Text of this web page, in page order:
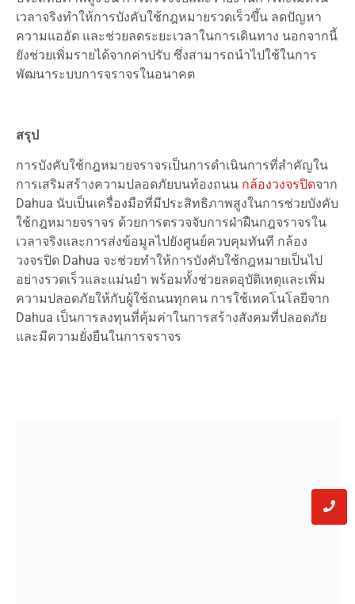
เวลาจริงทำให้การบังคับใช้กฎหมายรวดเร็วขึ้น ลดปัญหา
ความแออัด และช่วยลดระยะเวลาในการเดินทาง นอกจากนี้
ยังช่วยเพิ่มรายได้จากค่าปรับ ซึ่งสามารถนำไปใช้ในการ
พัฒนาระบบการจราจรในอนาคต
สรุป
การบังคับใช้กฎหมายจราจรเป็นการดำเนินการที่สำคัญใน
การเสริมสร้างความปลอดภัยบนท้องถนน กล้องวงจรปิดจาก
Dahua นับเป็นเครื่องมือที่มีประสิทธิภาพสูงในการช่วยบังคับ
ใช้กฎหมายจราจร ด้วยการตรวจจับการฝ่าฝืนกฎจราจรใน
เวลาจริงและการส่งข้อมูลไปยังศูนย์ควบคุมทันที กล้อง
วงจรปิด Dahua จะช่วยทำให้การบังคับใช้กฎหมายเป็นไป
อย่างรวดเร็วและแม่นยำ พร้อมทั้งช่วยลดอุบัติเหตุและเพิ่ม
ความปลอดภัยให้กับผู้ใช้ถนนทุกคน การใช้เทคโนโลยีจาก
Dahua เป็นการลงทุนที่คุ้มค่าในการสร้างสังคมที่ปลอดภัย
และมีความยั่งยืนในการจราจร